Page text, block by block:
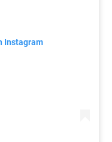
Instagram